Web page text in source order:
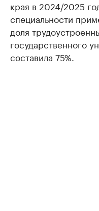
края в 2024/2025
специальности
доля
государственного
составила 75%.